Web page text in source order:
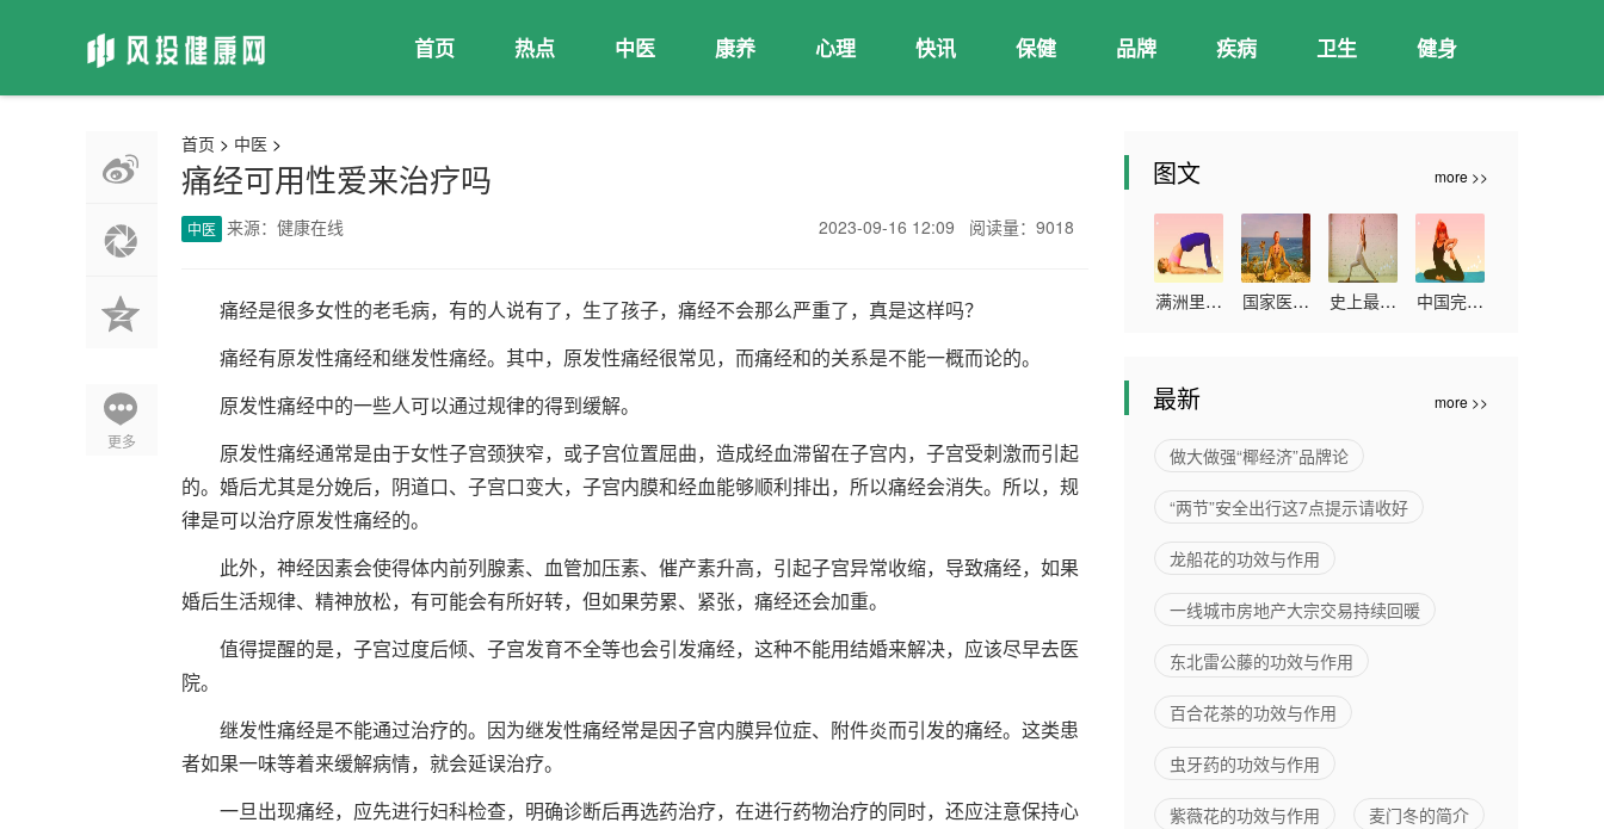
首页 热点 中医 康养 心理 快讯 保健 品牌 疾病 卫生 健身
更多
首页 > 中医 >
痛经可用性爱来治疗吗
中医 来源：健康在线 2023-09-16 12:09 阅读量：9018
痛经是很多女性的老毛病，有的人说有了，生了孩子，痛经不会那么严重了，真是这样吗？
痛经有原发性痛经和继发性痛经。其中，原发性痛经很常见，而痛经和的关系是不能一概而论的。
原发性痛经中的一些人可以通过规律的得到缓解。
原发性痛经通常是由于女性子宫颈狭窄，或子宫位置屈曲，造成经血滞留在子宫内，子宫受刺激而引起
的。婚后尤其是分娩后，阴道口、子宫口变大，子宫内膜和经血能够顺利排出，所以痛经会消失。所以，规
律是可以治疗原发性痛经的。
此外，神经因素会使得体内前列腺素、血管加压素、催产素升高，引起子宫异常收缩，导致痛经，如果
婚后生活规律、精神放松，有可能会有所好转，但如果劳累、紧张，痛经还会加重。
值得提醒的是，子宫过度后倾、子宫发育不全等也会引发痛经，这种不能用结婚来解决，应该尽早去医
院。
继发性痛经是不能通过治疗的。因为继发性痛经常是因子宫内膜异位症、附件炎而引发的痛经。这类患
者如果一味等着来缓解病情，就会延误治疗。
一旦出现痛经，应先进行妇科检查，明确诊断后再选药治疗，在进行药物治疗的同时，还应注意保持心
图文 more >>
满洲里累
例263例
国家医保
可累计为
超过300
亿元
史上最大
中国完成
超11亿人
最新 more >>
做大做强“椰经济”品牌论
“两节”安全出行这7点提示请收好
龙船花的功效与作用
一线城市房地产大宗交易持续回暖
东北雷公藤的功效与作用
百合花茶的功效与作用
虫牙药的功效与作用
紫薇花的功效与作用 麦门冬的简介